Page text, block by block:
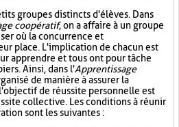
groupes distincts d'élèves. Dans
coopératif, on a affaire à un groupe
où la concurrence et
place. L'implication de chacun est
apprendre et tous ont pour tâche
Ainsi, dans l'Apprentissage
de manière à assurer la
de réussite personnelle est
collective. Les conditions à réunir
sont les suivantes :